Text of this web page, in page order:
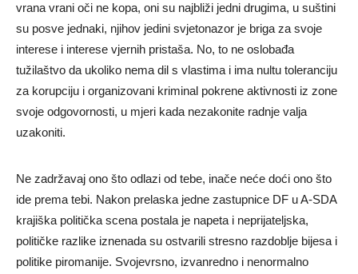
vrana vrani oči ne kopa, oni su najbliži jedni drugima, u suštini
su posve jednaki, njihov jedini svjetonazor je briga za svoje
interese i interese vjernih pristaša. No, to ne oslobađa
tužilaštvo da ukoliko nema dil s vlastima i ima nultu toleranciju
za korupciju i organizovani kriminal pokrene aktivnosti iz zone
svoje odgovornosti, u mjeri kada nezakonite radnje valja
uzakoniti.
Ne zadržavaj ono što odlazi od tebe, inače neće doći ono što
ide prema tebi. Nakon prelaska jedne zastupnice DF u A-SDA
krajiška politička scena postala je napeta i neprijateljska,
političke razlike iznenada su ostvarili stresno razdoblje bijesa i
politike piromanije. Svojevrsno, izvanredno i nenormalno